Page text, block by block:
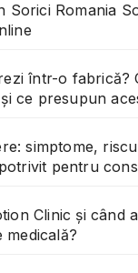
Sorici Romania
într-o fabrică?
ce presupun
simptome,
pentru
Clinic și când